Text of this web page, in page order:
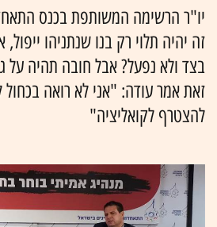
יו"ר הרשימה המשותפת בכנס
זה יהיה תלוי רק בנו שנתניהו
בצד ולא נפעל? אבל חובה תהיה על
זאת אמר עודה: "אני לא רואה
להצטרף לקואליציה"